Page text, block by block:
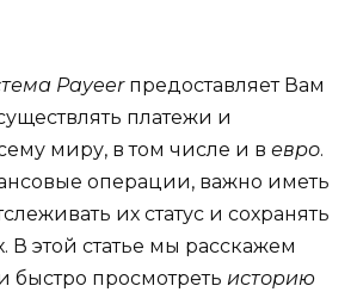
Payeerпредоставляет Вам
платежи и
миру, в том числе и в евро.
операции, важно иметь
их статус и сохранять
В этой статье мы расскажем
быстро просмотреть историю